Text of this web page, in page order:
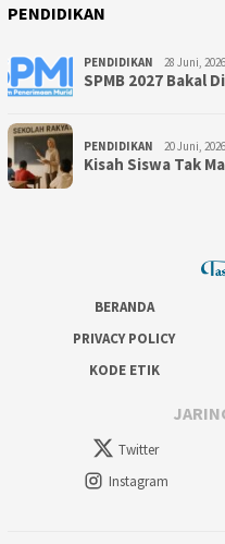
PENDIDIKAN
PENDIDIKAN 28 Juni, 2026
SPMB 2027 Bakal
PENDIDIKAN 20 Juni, 2026
Kisah Siswa Tak
BERANDA
PRIVACY POLICY
KODE ETIK
Twitter
Instagram